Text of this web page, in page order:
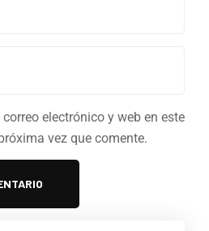
electrónico y web en este
vez que comente.